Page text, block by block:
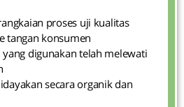
proses uji kualitas
tangan konsumen
digunakan telah melewati
secara organik dan